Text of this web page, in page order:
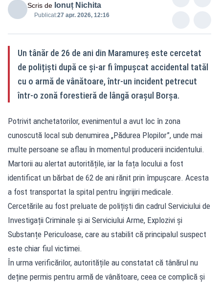
Scris de Ionuț Nichita
Publicat:27 apr. 2026, 12:16
Un tânăr de 26 de ani din Maramureș este cercetat
de polițiști după ce și-ar fi împușcat accidental tatăl
cu o armă de vânătoare, într-un incident petrecut
într-o zonă forestieră de lângă orașul Borșa.
Potrivit anchetatorilor, evenimentul a avut loc în zona
cunoscută local sub denumirea „Pădurea Plopilor”, unde mai
multe persoane se aflau în momentul producerii incidentului.
Martorii au alertat autoritățile, iar la fața locului a fost
identificat un bărbat de 62 de ani rănit prin împușcare. Acesta
a fost transportat la spital pentru îngrijiri medicale.
Cercetările au fost preluate de polițiști din cadrul Serviciului de
Investigații Criminale și ai Serviciului Arme, Explozivi și
Substanțe Periculoase, care au stabilit că principalul suspect
este chiar fiul victimei.
În urma verificărilor, autoritățile au constatat că tânărul nu
deține permis pentru armă de vânătoare, ceea ce complică și